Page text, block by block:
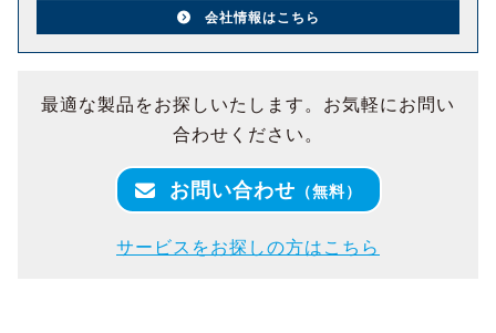
会社情報はこちら
最適な製品をお探しいたします。お気軽にお問い
合わせください。
お問い合わせ （無料）
サービスをお探しの方はこちら